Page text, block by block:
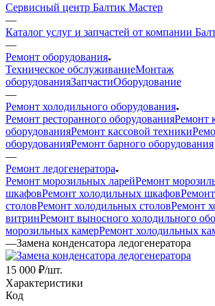
Сервисный центр Балтик Мастер
—
Каталог услуг и запчастей от компании
—
Ремонт оборудования
Техническое обслуживаниеМонтаж
оборудованияЗапчастиОборудование
—
Ремонт холодильного оборудования
Ремонт ресторанного оборудованияРемонт
оборудованияРемонт кассовой техники
оборудованияРемонт барного оборудования
—
Ремонт ледогенератора
Ремонт морозильных ларейРемонт
шкафовРемонт холодильных шкафов
столовРемонт холодильных столовРемонт
витринРемонт выносного холодильного
морозильных камерРемонт холодильных
—Замена конденсатора ледогенератора
15 000 ₽/шт.
Характеристики
Код